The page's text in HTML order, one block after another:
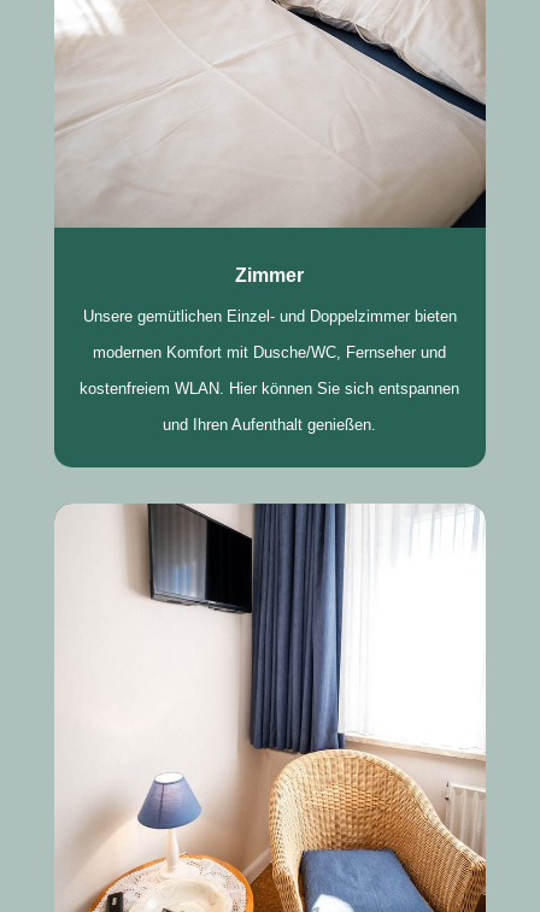
Zimmer
Unsere gemütlichen Einzel- und Doppelzimmer bieten
modernen Komfort mit Dusche/WC, Fernseher und
kostenfreiem WLAN. Hier können Sie sich entspannen
und Ihren Aufenthalt genießen.